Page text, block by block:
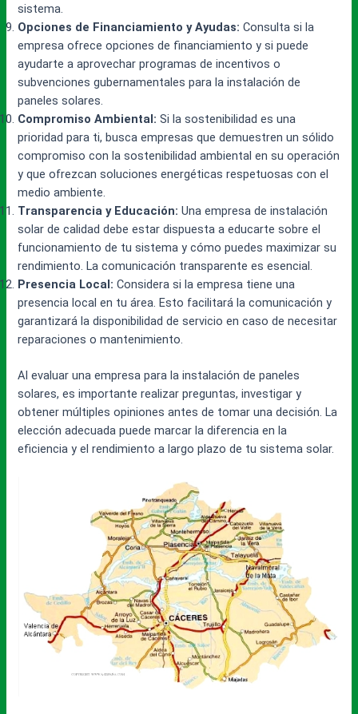
sistema.
Opciones de Financiamiento y Ayudas: Consulta si la
empresa ofrece opciones de financiamiento y si puede
ayudarte a aprovechar programas de incentivos o
subvenciones gubernamentales para la instalación de
paneles solares.
Compromiso Ambiental: Si la sostenibilidad es una
prioridad para ti, busca empresas que demuestren un sólido
compromiso con la sostenibilidad ambiental en su operación
y que ofrezcan soluciones energéticas respetuosas con el
medio ambiente.
Transparencia y Educación: Una empresa de instalación
solar de calidad debe estar dispuesta a educarte sobre el
funcionamiento de tu sistema y cómo puedes maximizar su
rendimiento. La comunicación transparente es esencial.
Presencia Local: Considera si la empresa tiene una
presencia local en tu área. Esto facilitará la comunicación y
garantizará la disponibilidad de servicio en caso de necesitar
reparaciones o mantenimiento.
Al evaluar una empresa para la instalación de paneles
solares, es importante realizar preguntas, investigar y
obtener múltiples opiniones antes de tomar una decisión. La
elección adecuada puede marcar la diferencia en la
eficiencia y el rendimiento a largo plazo de tu sistema solar.